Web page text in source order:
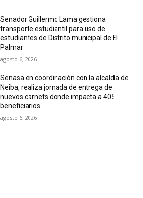
Senador Guillermo Lama gestiona
transporte estudiantil para uso de
estudiantes de Distrito municipal de El
Palmar
agosto 6, 2026
Senasa en coordinación con la alcaldía de
Neiba, realiza jornada de entrega de
nuevos carnets donde impacta a 405
beneficiarios
agosto 6, 2026